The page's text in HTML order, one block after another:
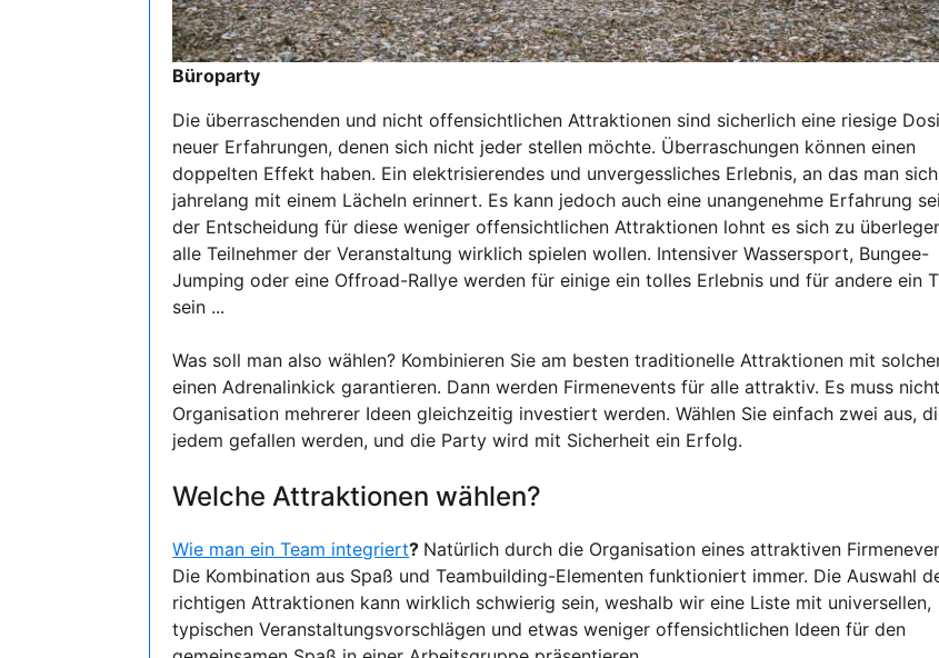
Büroparty
Die überraschenden und nicht offensichtlichen Attraktionen sind sicherlich eine riesige
neuer Erfahrungen, denen sich nicht jeder stellen möchte. Überraschungen können einen
doppelten Effekt haben. Ein elektrisierendes und unvergessliches Erlebnis, an das man sich
jahrelang mit einem Lächeln erinnert. Es kann jedoch auch eine unangenehme Erfahrung
der Entscheidung für diese weniger offensichtlichen Attraktionen lohnt es sich zu
alle Teilnehmer der Veranstaltung wirklich spielen wollen. Intensiver Wassersport, Bungee-
Jumping oder eine Offroad-Rallye werden für einige ein tolles Erlebnis und für andere ein
sein ...
Was soll man also wählen? Kombinieren Sie am besten traditionelle Attraktionen mit
einen Adrenalinkick garantieren. Dann werden Firmenevents für alle attraktiv. Es muss
Organisation mehrerer Ideen gleichzeitig investiert werden. Wählen Sie einfach zwei aus,
jedem gefallen werden, und die Party wird mit Sicherheit ein Erfolg.
Welche Attraktionen wählen?
Wie man ein Team integriert? Natürlich durch die Organisation eines attraktiven
Die Kombination aus Spaß und Teambuilding-Elementen funktioniert immer. Die Auswahl
richtigen Attraktionen kann wirklich schwierig sein, weshalb wir eine Liste mit universellen,
typischen Veranstaltungsvorschlägen und etwas weniger offensichtlichen Ideen für den